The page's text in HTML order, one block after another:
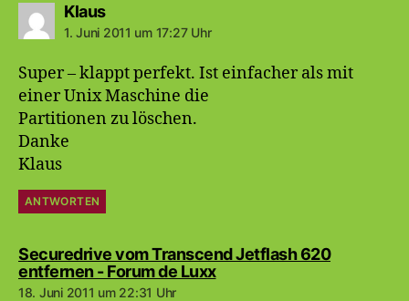
Klaussagt:
1. Juni 2011 um 17:27 Uhr
Super – klappt perfekt. Ist einfacher als mit
einer Unix Maschine die
Partitionen zu löschen.
Danke
Klaus
ANTWORTEN
Securedrive vom Transcend Jetflash 620
entfernen - Forum de Luxxsagt:
18. Juni 2011 um 22:31 Uhr